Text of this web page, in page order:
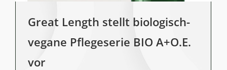
Great Length stellt biologisch-
vegane Pflegeserie BIO A+O.E.
vor